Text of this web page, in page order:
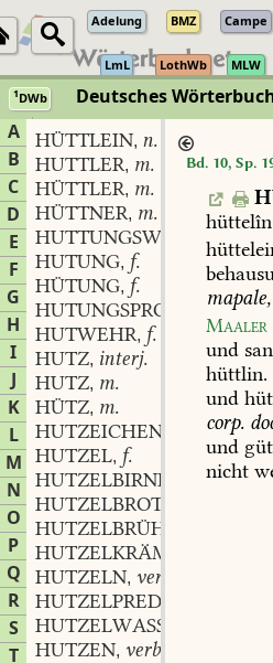
Adelung BMZ Campe
LmL LothWb MLW
1DWb Deutsches
A
B
C
D
E
F
G
H
I
J
K
L
M
N
O
P
Q
R
S
T
HÜTTLEIN, n.
HUTTLER, m.
HÜTTLER, m.
HÜTTNER, m.
HUTTUNGSWAGEN
HUTUNG, f.
HÜTUNG, f.
HUTUNGSPROZESS,m.
HUTWEHR, f.
HUTZ, interj.
HUTZ, m.
HÜTZ, m.
HUTZEICHEN
HUTZEL, f.
HUTZELBIRNE
HUTZELBROT
HUTZELBRÜHE
HUTZELKRÄMER
HUTZELN, verb.
HUTZELPREDIGER
HUTZELWASSER
HUTZEN, verb.
Bd. 10, Sp.
mapale,
Maaler
und
hüttlin.
und
corp.
und
nicht